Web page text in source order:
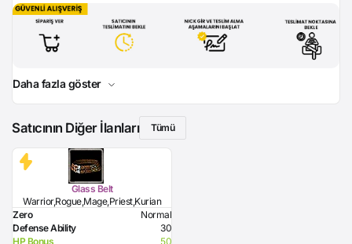
Daha fazla göster
Satıcının Diğer İlanları Tümü
Glass Belt
Warrior,Rogue,Mage,Priest,Kurian
Zero
Normal
Defense Ability
30
HP Bonus
50